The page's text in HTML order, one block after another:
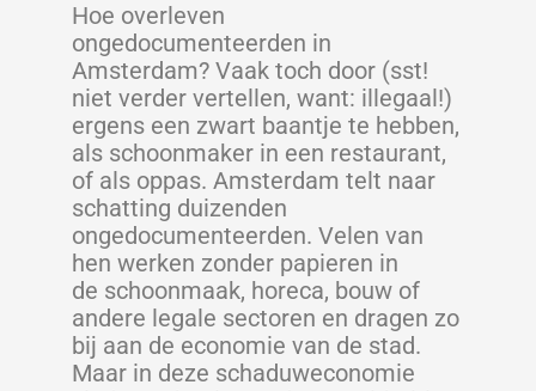
Hoe overleven
ongedocumenteerden in
Amsterdam? Vaak toch door (sst!
niet verder vertellen, want: illegaal!)
ergens een zwart baantje te hebben,
als schoonmaker in een restaurant,
of als oppas. Amsterdam telt naar
schatting duizenden
ongedocumenteerden. Velen van
hen werken zonder papieren in
de schoonmaak, horeca, bouw of
andere legale sectoren en dragen zo
bij aan de economie van de stad.
Maar in deze schaduweconomie